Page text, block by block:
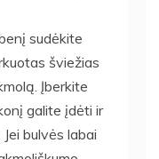
sudėkite
šviežias
Įberkite
galite įdėti ir
bulvės labai